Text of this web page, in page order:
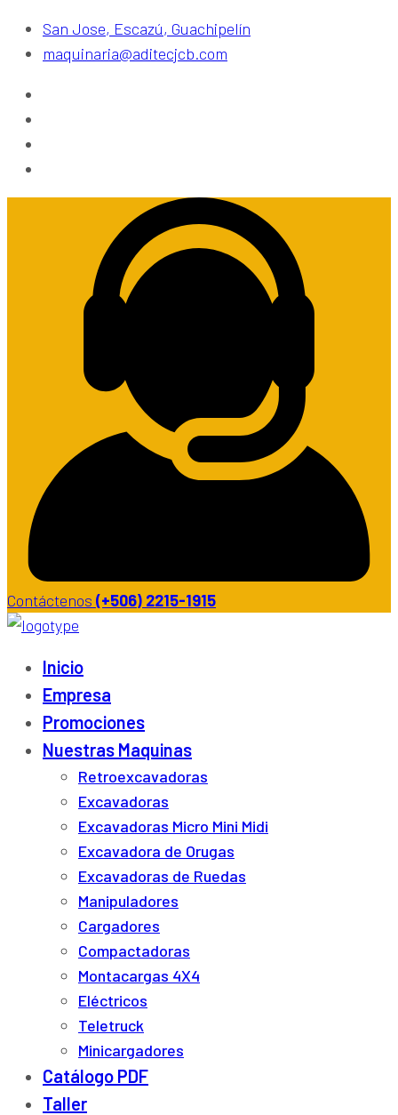
San Jose, Escazú, Guachipelín
maquinaria@aditecjcb.com
Contáctenos (+506) 2215-1915
Inicio
Empresa
Promociones
Nuestras Maquinas
Retroexcavadoras
Excavadoras
Excavadoras Micro Mini Midi
Excavadora de Orugas
Excavadoras de Ruedas
Manipuladores
Cargadores
Compactadoras
Montacargas 4X4
Eléctricos
Teletruck
Minicargadores
Catálogo PDF
Taller